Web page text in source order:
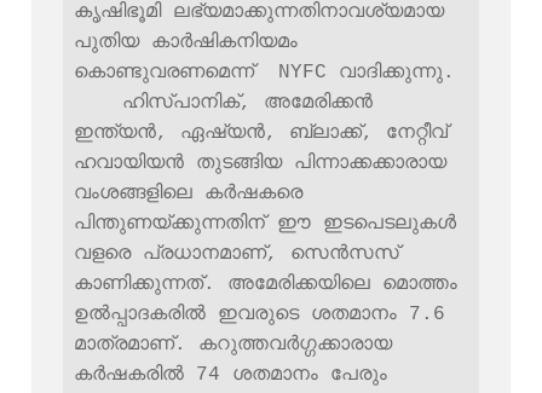
കൃഷിഭൂമി ലഭ്യമാക്കുന്നതിനാവശ്യമായ
പുതിയ കാര്‍ഷികനിയമം
കൊണ്ടുവരണമെന്ന്  NYFC വാദിക്കുന്നു.
ഇന്ത്യൻ, ഏഷ്യൻ, ബ്ലാക്ക്, നേറ്റീവ്
ഹവായിയൻ തുടങ്ങിയ പിന്നാക്കക്കാരായ
വംശങ്ങളിലെ കര്‍ഷകരെ
പിന്തുണയ്ക്കുന്നതിന് ഈ ഇടപെടലുകൾ
വളരെ പ്രധാനമാണ്, സെൻസസ്
കാണിക്കുന്നത്. അമേരിക്കയിലെ മൊത്തം
ഉൽപ്പാദകരിൽ ഇവരുടെ ശതമാനം 7.6
മാത്രമാണ്. കറുത്തവർഗ്ഗക്കാരായ
കർഷകരിൽ 74 ശതമാനം പേരും